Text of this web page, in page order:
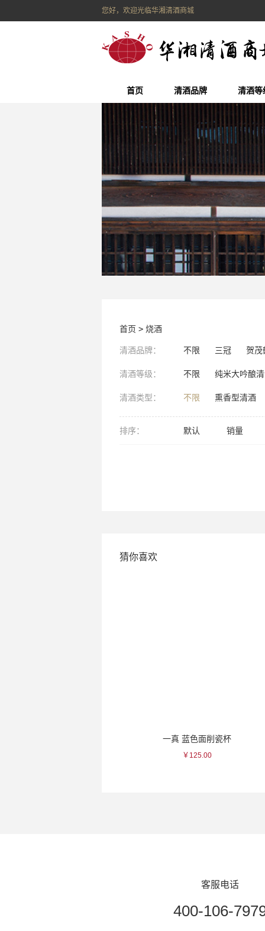
您好，欢迎光临华湘清酒商城
首页 清酒品牌 清酒等
首页 > 烧酒
清酒品牌： 不限 三冠 贺茂
清酒等级： 不限 纯米大吟酿
清酒类型： 不限 熏香型清酒
排序： 默认 销量
猜你喜欢
一真 蓝色面削瓷杯
￥125.00
客服电话
400-106-